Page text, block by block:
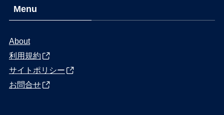
Menu
About
利用規約
サイトポリシー
お問合せ